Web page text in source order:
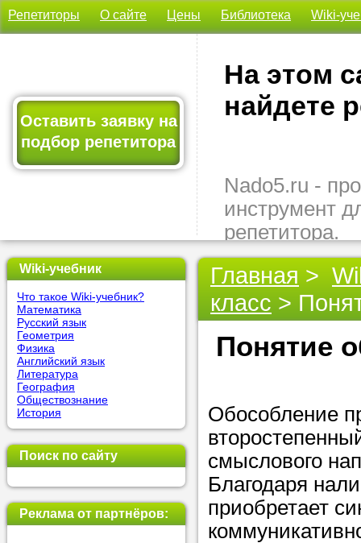
Репетиторы О сайте Цены Библиотека Wiki-
Оставить заявку на
подбор репетитора
На этом
найдете
Nado5.ru -
инструмент
репетитора.
Здесь вы
подходящего
быстро,
бесплатно.
Оставьте
репетитора,
пожелания.
Или найдите
нашей базе
используя
Wiki-учебник
Что такое Wiki-учебник?
Математика
Русский язык
Геометрия
Физика
Английский язык
Литература
География
Обществознание
История
Поиск по сайту
Реклама от партнёров:
Главная >
класс >
Понятие
Обособление
смыслового
Благодаря
приобретает